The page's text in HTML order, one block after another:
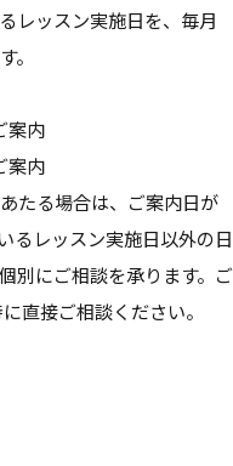
レッスン実施日を、毎月
。
案内
案内
たる場合は、ご案内日が
るレッスン実施日以外の日
別にご相談を承ります。ご
直接ご相談ください。